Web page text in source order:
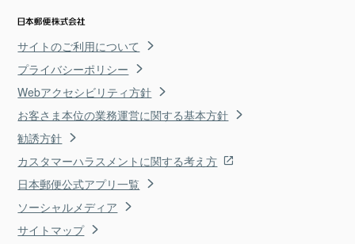
サイトのご利用について
プライバシーポリシー
Webアクセシビリティ方針
お客さま本位の業務運営に関する基本方針
勧誘方針
カスタマーハラスメントに関する考え方
日本郵便公式アプリ一覧
ソーシャルメディア
サイトマップ